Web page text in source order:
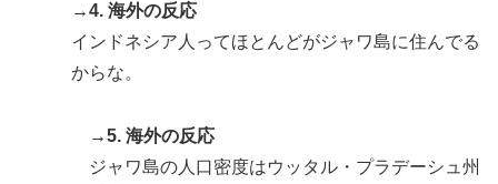
には72本」ナポレオンは1日2本を何に使っていたの
か…
韓国人「日本の柴犬くん散歩中の暑さに耐えられなかっ
【海外の反応】中国がAI開発の主導権を握りつつあるよ
な → 「どうせアメリカは中国製AIを規制するんだろう
→4. 海外の反応
インドネシア人ってほとんどがジャワ島に住んでる
からな。
→5. 海外の反応
ジャワ島の人口密度はウッタル・プラデーシュ州